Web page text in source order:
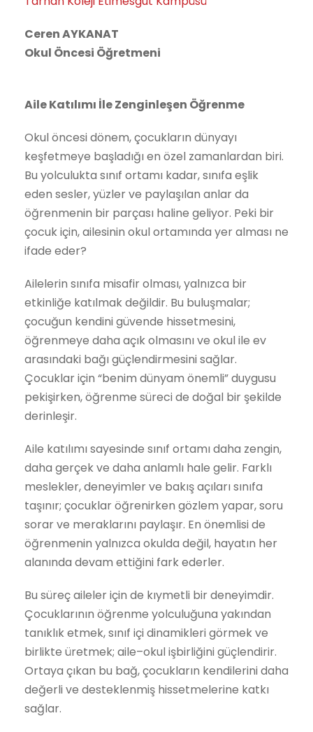
Ceren AYKANAT
Okul Öncesi Öğretmeni
Aile Katılımı İle Zenginleşen Öğrenme
Okul öncesi dönem, çocukların dünyayı
keşfetmeye başladığı en özel zamanlardan biri.
Bu yolculukta sınıf ortamı kadar, sınıfa eşlik
eden sesler, yüzler ve paylaşılan anlar da
öğrenmenin bir parçası haline geliyor. Peki bir
çocuk için, ailesinin okul ortamında yer alması ne
ifade eder?
Ailelerin sınıfa misafir olması, yalnızca bir
etkinliğe katılmak değildir. Bu buluşmalar;
çocuğun kendini güvende hissetmesini,
öğrenmeye daha açık olmasını ve okul ile ev
arasındaki bağı güçlendirmesini sağlar.
Çocuklar için “benim dünyam önemli” duygusu
pekişirken, öğrenme süreci de doğal bir şekilde
derinleşir.
Aile katılımı sayesinde sınıf ortamı daha zengin,
daha gerçek ve daha anlamlı hale gelir. Farklı
meslekler, deneyimler ve bakış açıları sınıfa
taşınır; çocuklar öğrenirken gözlem yapar, soru
sorar ve meraklarını paylaşır. En önemlisi de
öğrenmenin yalnızca okulda değil, hayatın her
alanında devam ettiğini fark ederler.
Bu süreç aileler için de kıymetli bir deneyimdir.
Çocuklarının öğrenme yolculuğuna yakından
tanıklık etmek, sınıf içi dinamikleri görmek ve
birlikte üretmek; aile–okul işbirliğini güçlendirir.
Ortaya çıkan bu bağ, çocukların kendilerini daha
değerli ve desteklenmiş hissetmelerine katkı
sağlar.